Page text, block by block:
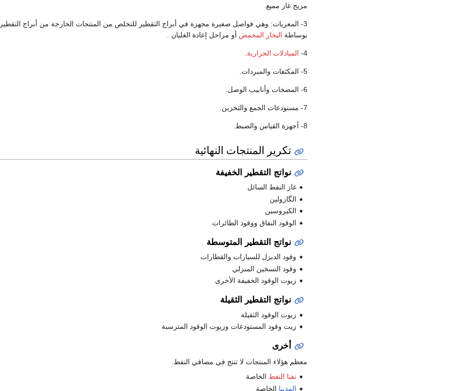
مزيج غاز مميع.
3- المعريات: وهي فواصل صغيرة مجهزة في أبراج التقطير للتخلص من المنتجات الخارجة من أبراج التقطير
بوساطة البخار المحمص أو مراحل إعادة الغليان .
4- المبادلات الحرارية.
5- المكثفات والمبردات.
6- المضخات وأنابيب الوصل.
7- مستودعات الجمع والتخزين.
8- أجهزة القياس والضبط.
تكرير المنتجات النهائية
نواتج التقطير الخفيفة
غاز النفط السائل
الگازولين
الكيروسين
الوقود النفاق ووقود الطائرات
نواتج التقطير المتوسطة
وقود الديزل للسيارات والقطارات
وقود التسخين المنزلي
زيوت الوقود الخفيفة الأخرى
نواتج التقطير الثقيلة
زيوت الوقود الثقيلة
زيت وقود المستودعات وزيوت الوقود المترسبة
أخرى
معظم هؤلاء المنتجات لا تنتج في مصافي النفط.
نفتا النفط الخاصة
المذيبا الخاصة